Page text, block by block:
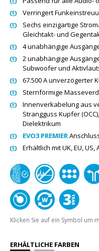
Verringert
Sechs einzigartige
Gleichtakt- und
4 unabhängige
2 unabhängige
Subwoofer und
67.500 A unverzögerter
Sternförmige
Innenverkabelung aus
Strangguss Kupfer
Dielektrikum
EVO3 PREMIER
Erhältlich mitUK, EU, US,
Klicken Sie auf ein Symbol um
ERHÄLTLICHE FARBEN